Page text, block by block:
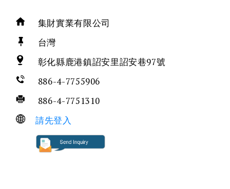
集財實業有限公司
台灣
彰化縣鹿港鎮詔安里詔安巷97號
886-4-7755906
886-4-7751310
請先登入